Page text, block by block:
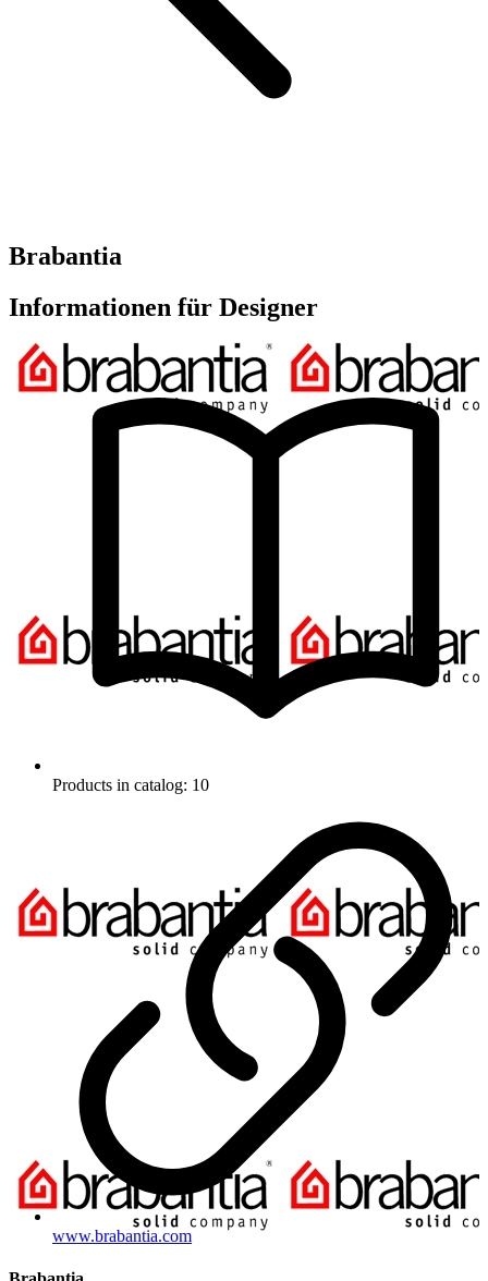
Brabantia
Informationen für Designer
Products in catalog: 10
www.brabantia.com